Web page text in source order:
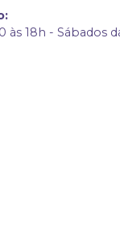
:
às 18h - Sábados